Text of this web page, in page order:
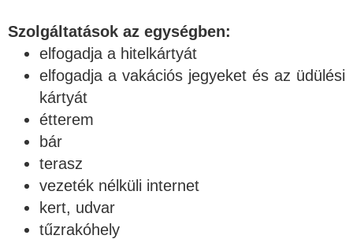
Szolgáltatások az egységben:
elfogadja a hitelkártyát
elfogadja a vakációs jegyeket és az üdülési
kártyát
étterem
bár
terasz
vezeték nélküli internet
kert, udvar
tűzrakóhely